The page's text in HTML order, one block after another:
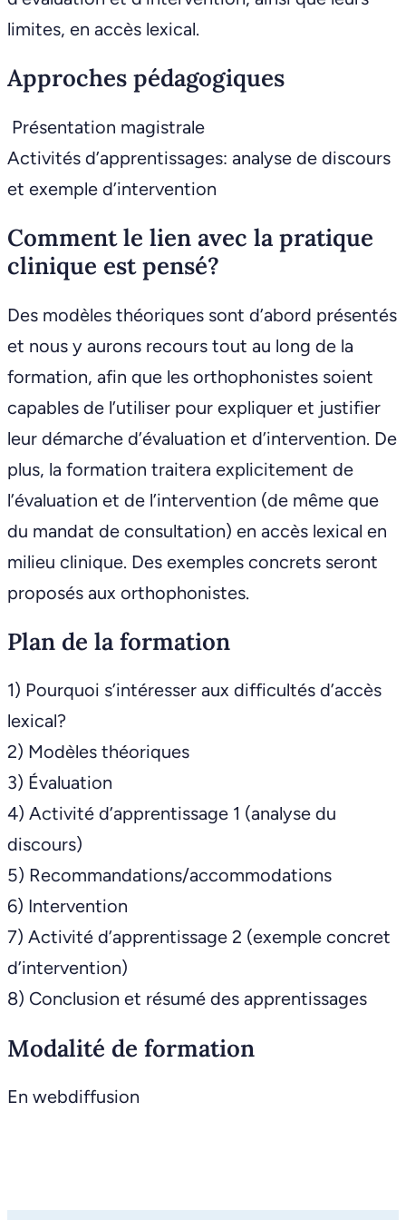
limites, en accès lexical.
Approches pédagogiques
Présentation magistrale
Activités d’apprentissages: analyse de discours
et exemple d’intervention
Comment le lien avec la pratique
clinique est pensé?
Des modèles théoriques sont d’abord présentés
et nous y aurons recours tout au long de la
formation, afin que les orthophonistes soient
capables de l’utiliser pour expliquer et justifier
leur démarche d’évaluation et d’intervention. De
plus, la formation traitera explicitement de
l’évaluation et de l’intervention (de même que
du mandat de consultation) en accès lexical en
milieu clinique. Des exemples concrets seront
proposés aux orthophonistes.
Plan de la formation
1) Pourquoi s’intéresser aux difficultés d’accès
lexical?
2) Modèles théoriques
3) Évaluation
4) Activité d’apprentissage 1 (analyse du
discours)
5) Recommandations/accommodations
6) Intervention
7) Activité d’apprentissage 2 (exemple concret
d’intervention)
8) Conclusion et résumé des apprentissages
Modalité de formation
En webdiffusion